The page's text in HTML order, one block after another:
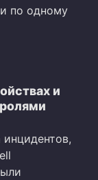
по одному
и
инцидентов,